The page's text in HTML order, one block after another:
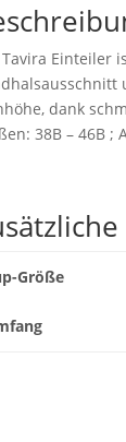
Tavira Einteiler
dank
38B – 46B ;
Größe